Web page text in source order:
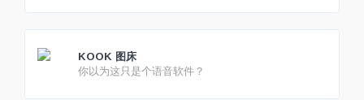
KOOK 图床
你以为这只是个语音软件？